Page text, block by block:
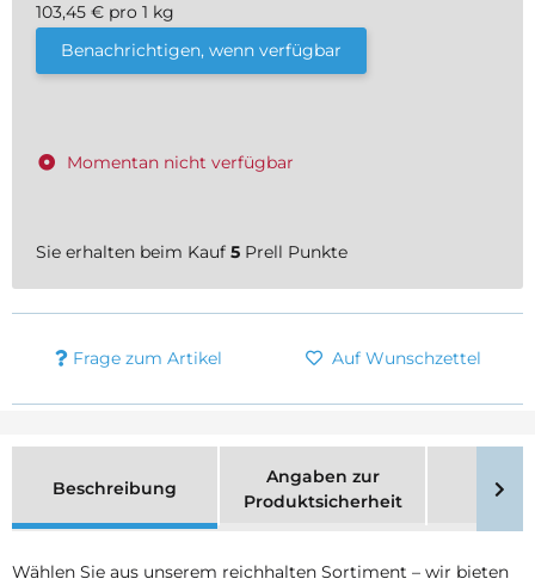
103,45 € pro 1 kg
inkl. 19% USt. , zzgl.
Benachrichtigen, wenn verfügbar
Momentan nicht verfügbar
Sie erhalten beim Kauf 5 Prell Punkte
Frage zum Artikel Auf Wunschzettel
Beschreibung
Angaben zur
Produktsicherheit
Wählen Sie aus unserem reichhalten Sortiment – wir bieten